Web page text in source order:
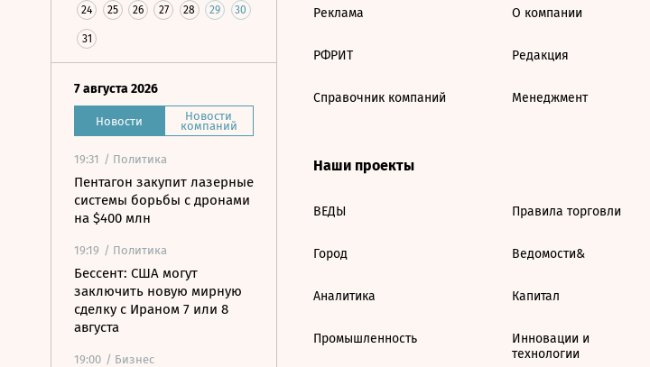
24 25 26 27 28 29 30
31
7 августа 2026
Новости Новости
компаний
19:31 / Политика
Пентагон закупит лазерные
системы борьбы с дронами
на $400 млн
19:19 / Политика
Бессент: США могут
заключить новую мирную
сделку с Ираном 7 или 8
августа
19:00 / Бизнес
Реклама
РФРИТ
Справочник компаний
О компании
Редакция
Менеджмент
Наши проекты
ВЕДЫ
Город
Аналитика
Промышленность
Правила торговли
Ведомости&
Капитал
Инновации и
технологии